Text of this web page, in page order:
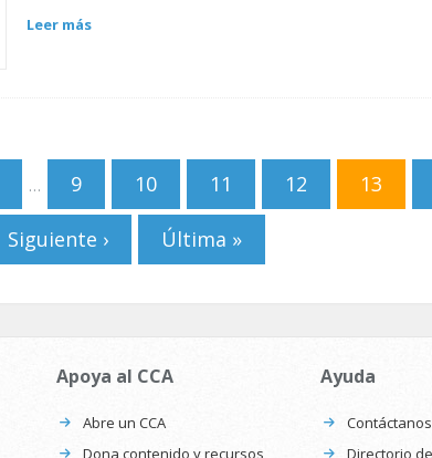
Leer más
… 9 10 11 12 13
Siguiente › Última »
Apoya al CCA
Abre un CCA
Dona contenido y recursos
Ayuda
Contáctanos
Directorio